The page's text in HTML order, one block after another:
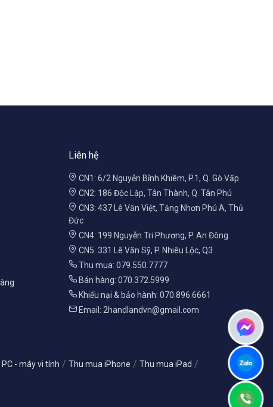
Liên hệ
CN1: 6/2 Nguyễn Bỉnh Khiêm, P.1, Q. Gò Vấp
CN2: 186 Độc Lập, Tân Thành, Q. Tân Phú
CN3: 437 Lê Văn Việt, Tăng Nhơn Phú A, Thủ
Đức
CN4: 199 Nguyễn Tri Phương, P. An Đông
CN5: 331 Lê Văn Sỹ, P. Nhiêu Lộc, Q3
Thu mua: 079.550.7777
Bán hàng: 070.372.5999
Khiếu nại & bảo hành: 070.896.6661
Email: 2handlandvn@gmail.com
- máy vi tính / Thu mua iPhone / Thu mua iPad /